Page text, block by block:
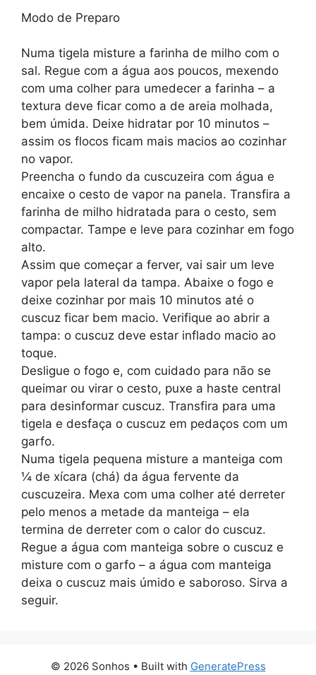
Modo de Preparo
Numa tigela misture a farinha de milho com o
sal. Regue com a água aos poucos, mexendo
com uma colher para umedecer a farinha – a
textura deve ficar como a de areia molhada,
bem úmida. Deixe hidratar por 10 minutos –
assim os flocos ficam mais macios ao cozinhar
no vapor.
Preencha o fundo da cuscuzeira com água e
encaixe o cesto de vapor na panela. Transfira a
farinha de milho hidratada para o cesto, sem
compactar. Tampe e leve para cozinhar em fogo
alto.
Assim que começar a ferver, vai sair um leve
vapor pela lateral da tampa. Abaixe o fogo e
deixe cozinhar por mais 10 minutos até o
cuscuz ficar bem macio. Verifique ao abrir a
tampa: o cuscuz deve estar inflado macio ao
toque.
Desligue o fogo e, com cuidado para não se
queimar ou virar o cesto, puxe a haste central
para desinformar cuscuz. Transfira para uma
tigela e desfaça o cuscuz em pedaços com um
garfo.
Numa tigela pequena misture a manteiga com
¼ de xícara (chá) da água fervente da
cuscuzeira. Mexa com uma colher até derreter
pelo menos a metade da manteiga – ela
termina de derreter com o calor do cuscuz.
Regue a água com manteiga sobre o cuscuz e
misture com o garfo – a água com manteiga
deixa o cuscuz mais úmido e saboroso. Sirva a
seguir.
© 2026 Sonhos • Built with GeneratePress